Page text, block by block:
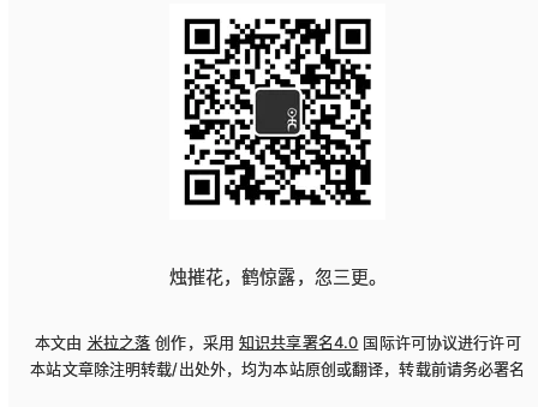
烛摧花，鹤惊露，忽三更。
本文由 米拉之落 创作，采用知识共享署名4.0 国际许可协议进行许可
本站文章除注明转载/出处外，均为本站原创或翻译，转载前请务必署名